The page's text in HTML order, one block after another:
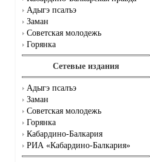
Адыгэ псалъэ
Заман
Советская молодежь
Горянка
Сетевые издания
Адыгэ псалъэ
Заман
Советская молодежь
Горянка
Кабардино-Балкария
РИА «Кабардино-Балкария»